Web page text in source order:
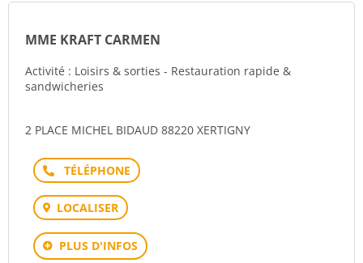
MME KRAFT CARMEN
Activité : Loisirs & sorties - Restauration rapide &
sandwicheries
2 PLACE MICHEL BIDAUD 88220 XERTIGNY
Téléphone
LOCALISER
PLUS D'INFOS